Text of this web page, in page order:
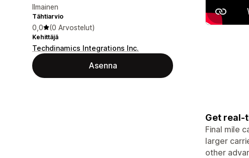
Ilmainen
Tähtiarvio
0,0 (0 Arvostelut)
Kehittäjä
Techdinamics Integrations Inc.
Asenna
Get real-
Final mile
larger
other